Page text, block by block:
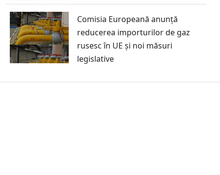
Comisia Europeană anunță
reducerea importurilor de gaz
rusesc în UE și noi măsuri
legislative